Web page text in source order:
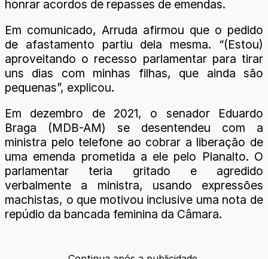
honrar acordos de repasses de emendas.
Em comunicado, Arruda afirmou que o pedido
de afastamento partiu dela mesma. “(Estou)
aproveitando o recesso parlamentar para tirar
uns dias com minhas filhas, que ainda são
pequenas”, explicou.
Em dezembro de 2021, o senador Eduardo
Braga (MDB-AM) se desentendeu com a
ministra pelo telefone ao cobrar a liberação de
uma emenda prometida a ele pelo Planalto. O
parlamentar teria gritado e agredido
verbalmente a ministra, usando expressões
machistas, o que motivou inclusive uma nota de
repúdio da bancada feminina da Câmara.